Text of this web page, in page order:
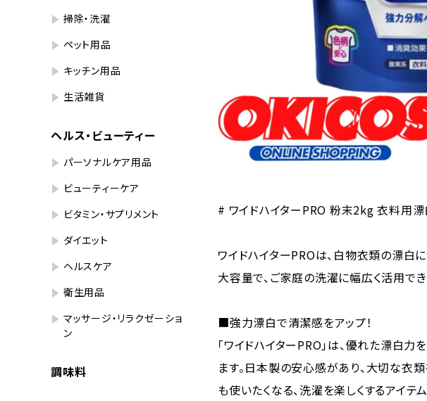
掃除・洗濯
ペット用品
キッチン用品
生活雑貨
ヘルス・ビューティー
パーソナルケア用品
ビューティーケア
ビタミン・サプリメント
ダイエット
ヘルスケア
衛生用品
マッサージ・リラクゼーショ
ン
調味料
# ワイドハイターPRO 粉末2kg 衣料用
ワイドハイターPROは、白物衣類の漂白
大容量で、ご家庭の洗濯に幅広く活用でき
■強力漂白で清潔感をアップ！
「ワイドハイターPRO」は、優れた漂白
ます。日本製の安心感があり、大切な衣
も使いたくなる、洗濯を楽しくするアイテム